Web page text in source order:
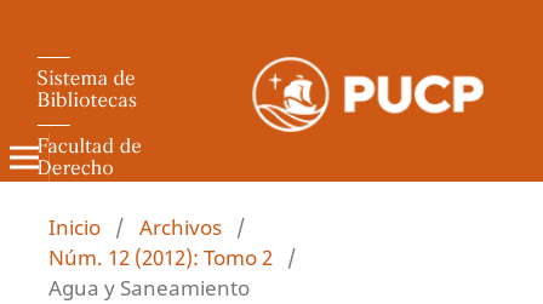
Revista de Derecho Administrativo
Inicio / Archivos /
Núm. 12 (2012): Tomo 2 /
Agua y Saneamiento